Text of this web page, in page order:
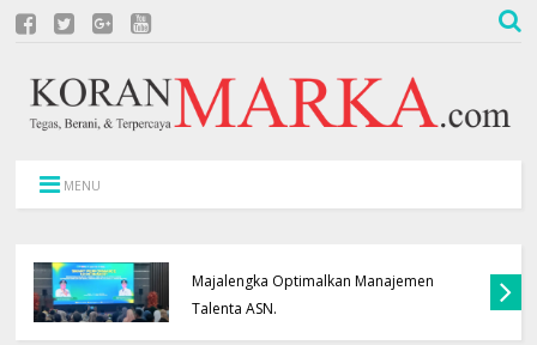
MENU
Majalengka Optimalkan Manajemen
Talenta ASN.